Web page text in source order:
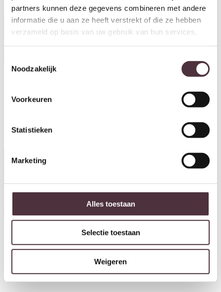
partners kunnen deze gegevens combineren met andere
informatie die u aan ze heeft verstrekt of die ze hebben
verzameld op basis van uw gebruik van hun services.
Noodzakelijk
Voorkeuren
Statistieken
Marketing
Alles toestaan
Selectie toestaan
Weigeren
Marmer 103 cm
By-Boo salontafel Irona beige
SHOWMODEL Van der Drift
eiken incl. hocker 140x70x40
cm